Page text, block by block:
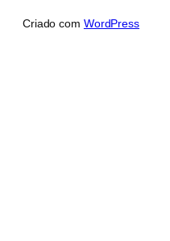
Criado com WordPress